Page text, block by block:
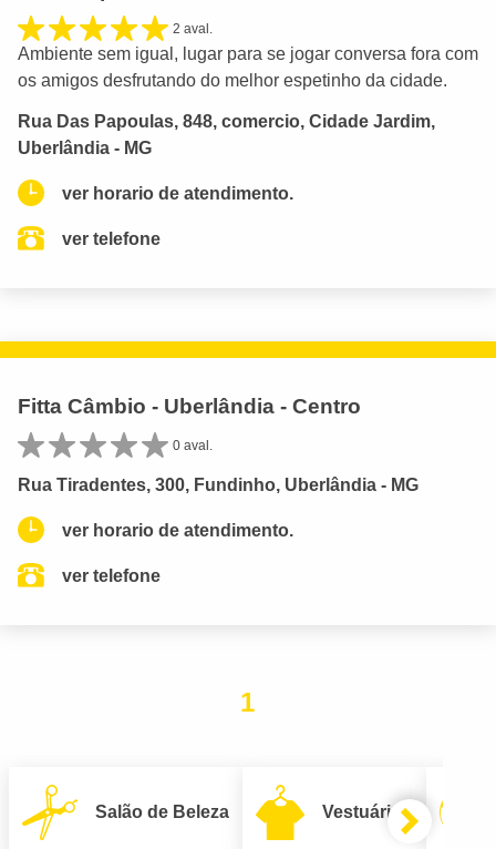
2 aval.
Ambiente sem igual, lugar para se jogar conversa fora com
os amigos desfrutando do melhor espetinho da cidade.
Rua Das Papoulas, 848, comercio, Cidade Jardim,
Uberlândia - MG
ver horario de atendimento.
ver telefone
Fitta Câmbio - Uberlândia - Centro
0 aval.
Rua Tiradentes, 300, Fundinho, Uberlândia - MG
ver horario de atendimento.
ver telefone
1
Salão de Beleza Vestuário